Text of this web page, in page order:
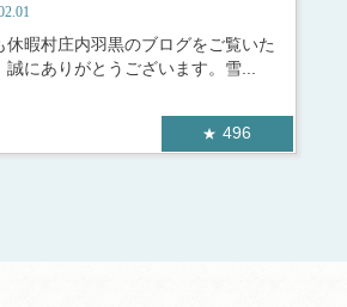
休暇村庄内羽黒のブログをご覧いた
誠にありがとうございます。雪...
496